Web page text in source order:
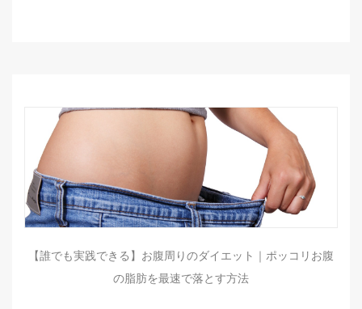
【誰でも実践できる】お腹周りのダイエット｜ポッコリお腹
の脂肪を最速で落とす方法